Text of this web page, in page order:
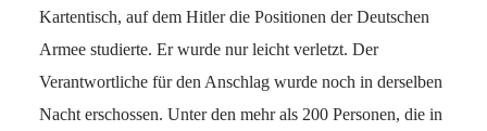
Kartentisch, auf dem Hitler die Positionen der Deutschen
Armee studierte. Er wurde nur leicht verletzt. Der
Verantwortliche für den Anschlag wurde noch in derselben
Nacht erschossen. Unter den mehr als 200 Personen, die in